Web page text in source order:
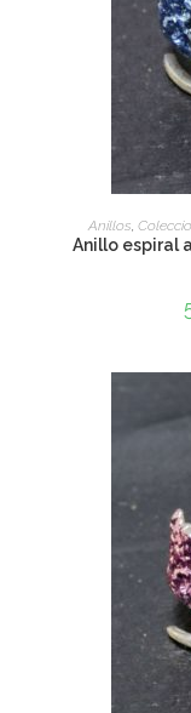
Anillos
Anillo espiral